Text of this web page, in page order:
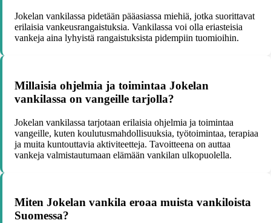
Jokelan vankilassa pidetään pääasiassa miehiä, jotka suorittavat
erilaisia vankeusrangaistuksia. Vankilassa voi olla eriasteisia
vankeja aina lyhyistä rangaistuksista pidempiin tuomioihin.
Millaisia ohjelmia ja toimintaa Jokelan
vankilassa on vangeille tarjolla?
Jokelan vankilassa tarjotaan erilaisia ohjelmia ja toimintaa
vangeille, kuten koulutusmahdollisuuksia, työtoimintaa, terapiaa
ja muita kuntouttavia aktiviteetteja. Tavoitteena on auttaa
vankeja valmistautumaan elämään vankilan ulkopuolella.
Miten Jokelan vankila eroaa muista vankiloista
Suomessa?